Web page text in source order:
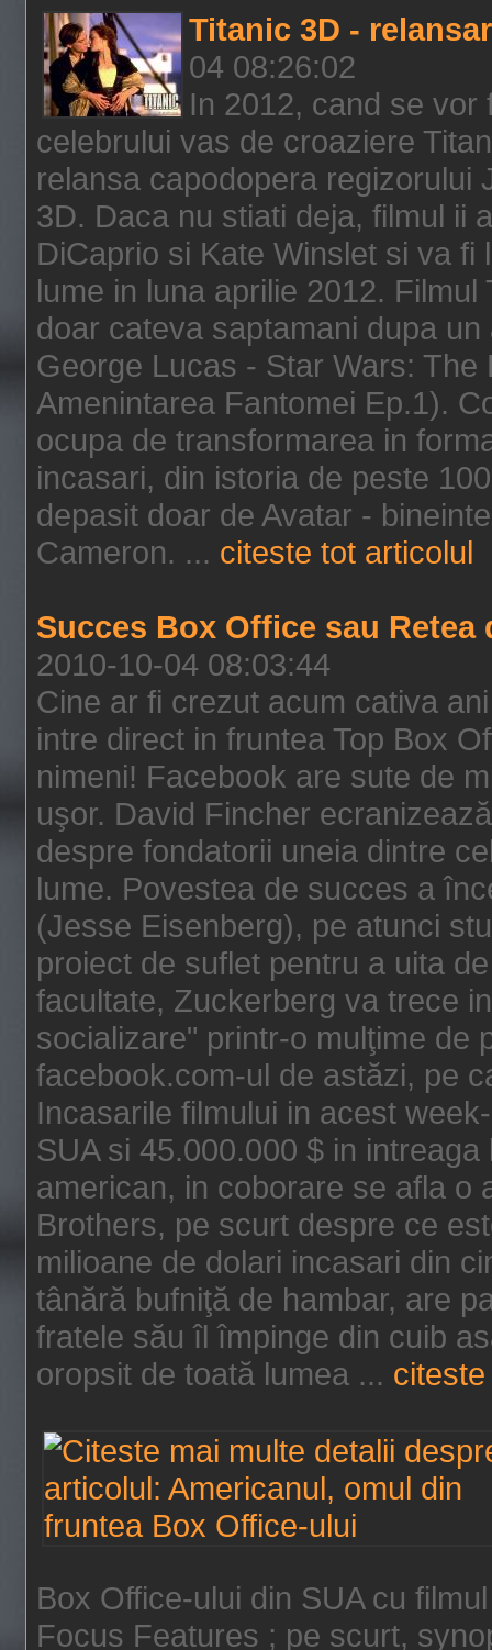
Titanic 3D -
04 08:26:02
In 2012, cand se
celebrului vas de croaziere
relansa capodopera regizorului
3D. Daca nu stiati deja, filmul ii
DiCaprio si Kate Winslet si va
lume in luna aprilie 2012.
doar cateva saptamani dupa
George Lucas - Star Wars:
Amenintarea Fantomei Ep.1).
ocupa de transformarea in
incasari, din istoria de peste
depasit doar de Avatar -
Cameron. ... citeste tot articolul
Succes Box Office sau Retea
2010-10-04 08:03:44
Cine ar fi crezut acum cativa
intre direct in fruntea Top Box
nimeni! Facebook are sute de
uşor. David Fincher
despre fondatorii uneia dintre
lume. Povestea de succes a
(Jesse Eisenberg), pe atunci
proiect de suflet pentru a uita
facultate, Zuckerberg va trece
socializare" printr-o mulţime de
facebook.com-ul de astăzi, pe
Incasarile filmului in acest
SUA si 45.000.000 $ in
american, in coborare se afla o
Brothers, pe scurt despre ce
milioane de dolari incasari din
tânără bufniţă de hambar, are
fratele său îl împinge din cuib
oropsit de toată lumea ...
Box Office-ului din SUA cu
Focus Features ; pe scurt,